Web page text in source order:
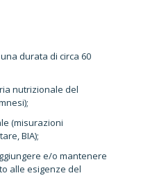
durata di circa 60
nutrizionale del
(misurazioni
BIA);
e/o mantenere
alle esigenze del